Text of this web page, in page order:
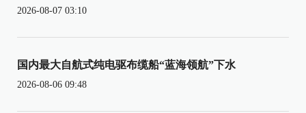
2026-08-07 03:10
国内最大自航式纯电驱布缆船“蓝海领航”下水
2026-08-06 09:48